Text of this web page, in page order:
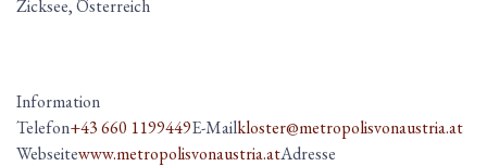
Zicksee, Österreich
Information
Telefon+43 660 1199449E-Mailkloster@metropolisvonaustria.at
Webseitewww.metropolisvonaustria.atAdresse